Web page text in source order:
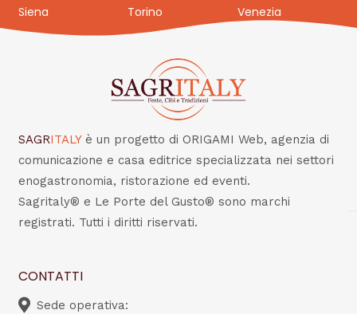
Siena
Torino Venezia
SAGRITALY è un progetto di ORIGAMI Web, agenzia di
comunicazione e casa editrice specializzata nei settori
enogastronomia, ristorazione ed eventi.
Sagritaly® e Le Porte del Gusto® sono marchi
registrati. Tutti i diritti riservati.
CONTATTI
Sede operativa: